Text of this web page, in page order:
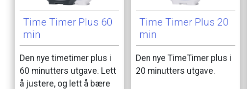
Time Timer Plus 60
min
Den nye timetimer plus i
60 minutters utgave. Lett
å justere, og lett å bære
Time Timer Plus 20
min
Den nye TimeTimer plus i
20 minutters utgave.